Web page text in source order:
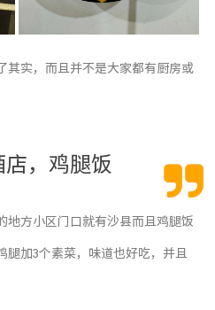
其实，而且并不是大家都有厨房或
，鸡腿饭
地方小区门口就有沙县而且鸡腿饭
腿加3个素菜，味道也好吃，并且